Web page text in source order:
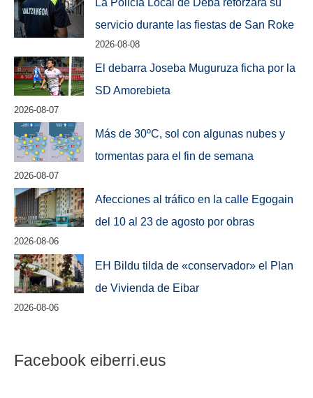
servicio durante las fiestas de San Roke
2026-08-08
El debarra Joseba Muguruza ficha por la
SD Amorebieta
2026-08-07
Más de 30ºC, sol con algunas nubes y
tormentas para el fin de semana
2026-08-07
Afecciones al tráfico en la calle Egogain
del 10 al 23 de agosto por obras
2026-08-06
EH Bildu tilda de «conservador» el Plan
de Vivienda de Eibar
2026-08-06
Facebook eiberri.eus